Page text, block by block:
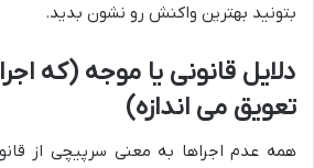
بتونید بهترین واکنش رو نشون بدید.
دلایل قانونی یا موجه (که
تعویق می اندازه)
همه عدم اجراها به معنی سرپیچی از